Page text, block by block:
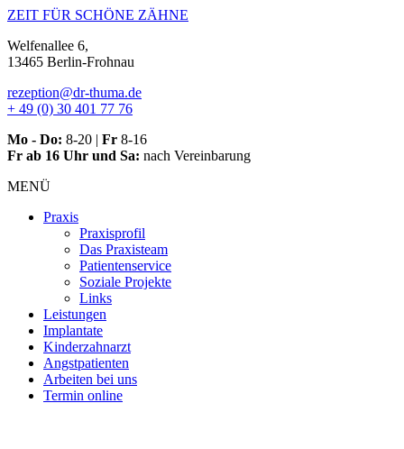
Zum
springen
ZEIT FÜR SCHÖNE ZÄHNE
Welfenallee 6,
13465 Berlin-Frohnau
rezeption@dr-thuma.de
+ 49 (0) 30 401 77 76
Mo - Do: 8-20 | Fr 8-16
Fr ab 16 Uhr und Sa: nach Vereinbarung
MENÜ
Praxis
Praxisprofil
Das Praxisteam
Patientenservice
Soziale Projekte
Links
Leistungen
Implantate
Kinderzahnarzt
Angstpatienten
Arbeiten bei uns
Termin online